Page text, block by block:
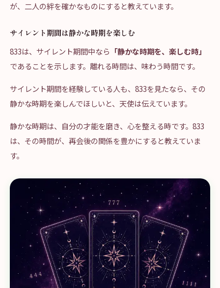
が、二人の絆を確かなものにすると教えています。
サイレント期間は静かな時期を楽しむ
833は、サイレント期間中なら 「静かな時期を、楽しむ時」
であることを示します。離れる時間は、味わう時間です。
サイレント期間を経験している人も、833を見たなら、その
静かな時期を楽しんでほしいと、天使は伝えています。
静かな時期は、自分の才能を磨き、心を整える時です。833
は、その時間が、再会後の関係を豊かにすると教えていま
す。